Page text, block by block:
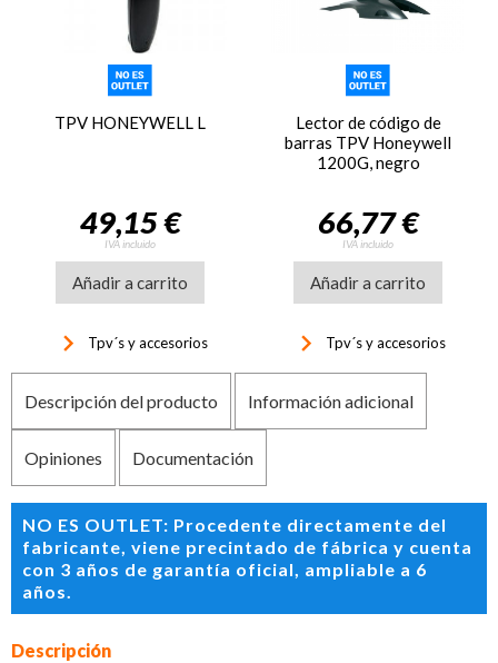
TPV HONEYWELL L
49,15 €
IVA incluido
Añadir a carrito
keyboard_arrow_right Tpv´s y accesorios
Lector de código de
barras TPV Honeywell
1200G, negro
66,77 €
IVA incluido
Añadir a carrito
keyboard_arrow_right Tpv´s y accesorios
Descripción del producto Información adicional
Opiniones Documentación
NO ES OUTLET: Procedente directamente del
fabricante, viene precintado de fábrica y cuenta
con 3 años de garantía oficial, ampliable a 6
años.
Descripción